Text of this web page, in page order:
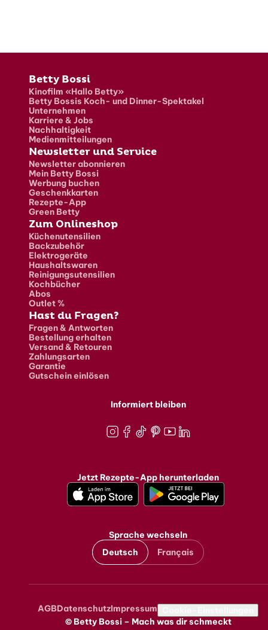
Fusszeile
Betty Bossi
Kinofilm «Hallo Betty»
Betty Bossis Koch- und Dinner-Spektakel
Unternehmen
Karriere & Jobs
Nachhaltigkeit
Medienmitteilungen
Newsletter und Service
Newsletter abonnieren
Mein Betty Bossi
Werbung buchen
Geschenkkarten
Rezepte-App
Green Betty
Zum Onlineshop
Küchenutensilien
Backzubehör
Elektrogeräte
Haushaltswaren
Reinigungsutensilien
Kochbücher
Abos
Outlet %
Hast du Fragen?
Fragen & Antworten
Bestellung erhalten
Versand & Retouren
Zahlungsarten
Garantie
Gutschein einlösen
Informiert bleiben
Jetzt Rezepte-App herunterladen
Sprache wechseln
Deutsch
Français
Metanavigation
AGBDatenschutzImpressum
© Betty Bossi – Mach was dir schmeckt